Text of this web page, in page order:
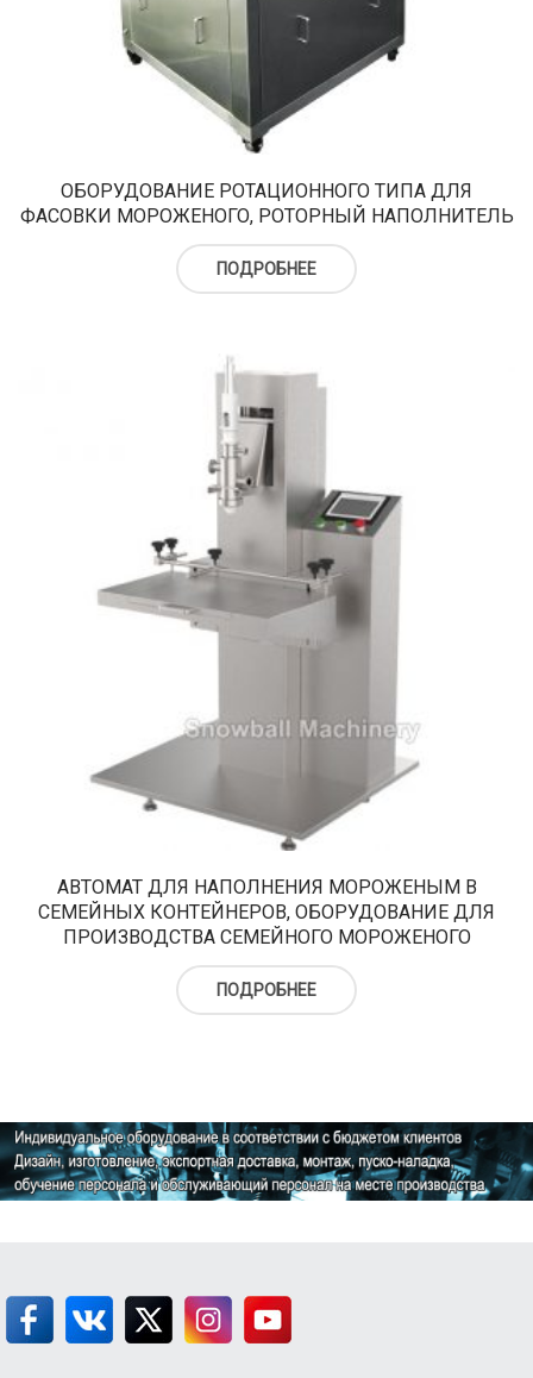
ОБОРУДОВАНИЕ РОТАЦИОННОГО ТИПА ДЛЯ
ФАСОВКИ МОРОЖЕНОГО, РОТОРНЫЙ НАПОЛНИТЕЛЬ
ПОДРОБНЕЕ
АВТОМАТ ДЛЯ НАПОЛНЕНИЯ МОРОЖЕНЫМ В
СЕМЕЙНЫХ КОНТЕЙНЕРОВ, ОБОРУДОВАНИЕ ДЛЯ
ПРОИЗВОДСТВА СЕМЕЙНОГО МОРОЖЕНОГО
ПОДРОБНЕЕ